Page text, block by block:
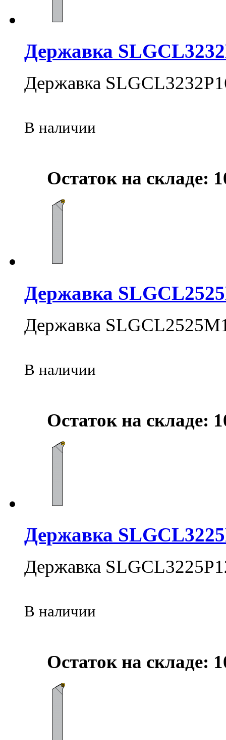
Державка
Державка
В наличии
Остаток на складе:
Державка
Державка
В наличии
Остаток на складе:
Державка
Державка
В наличии
Остаток на складе: